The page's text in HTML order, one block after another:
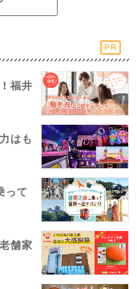
PR
福井
はも
って
舗家